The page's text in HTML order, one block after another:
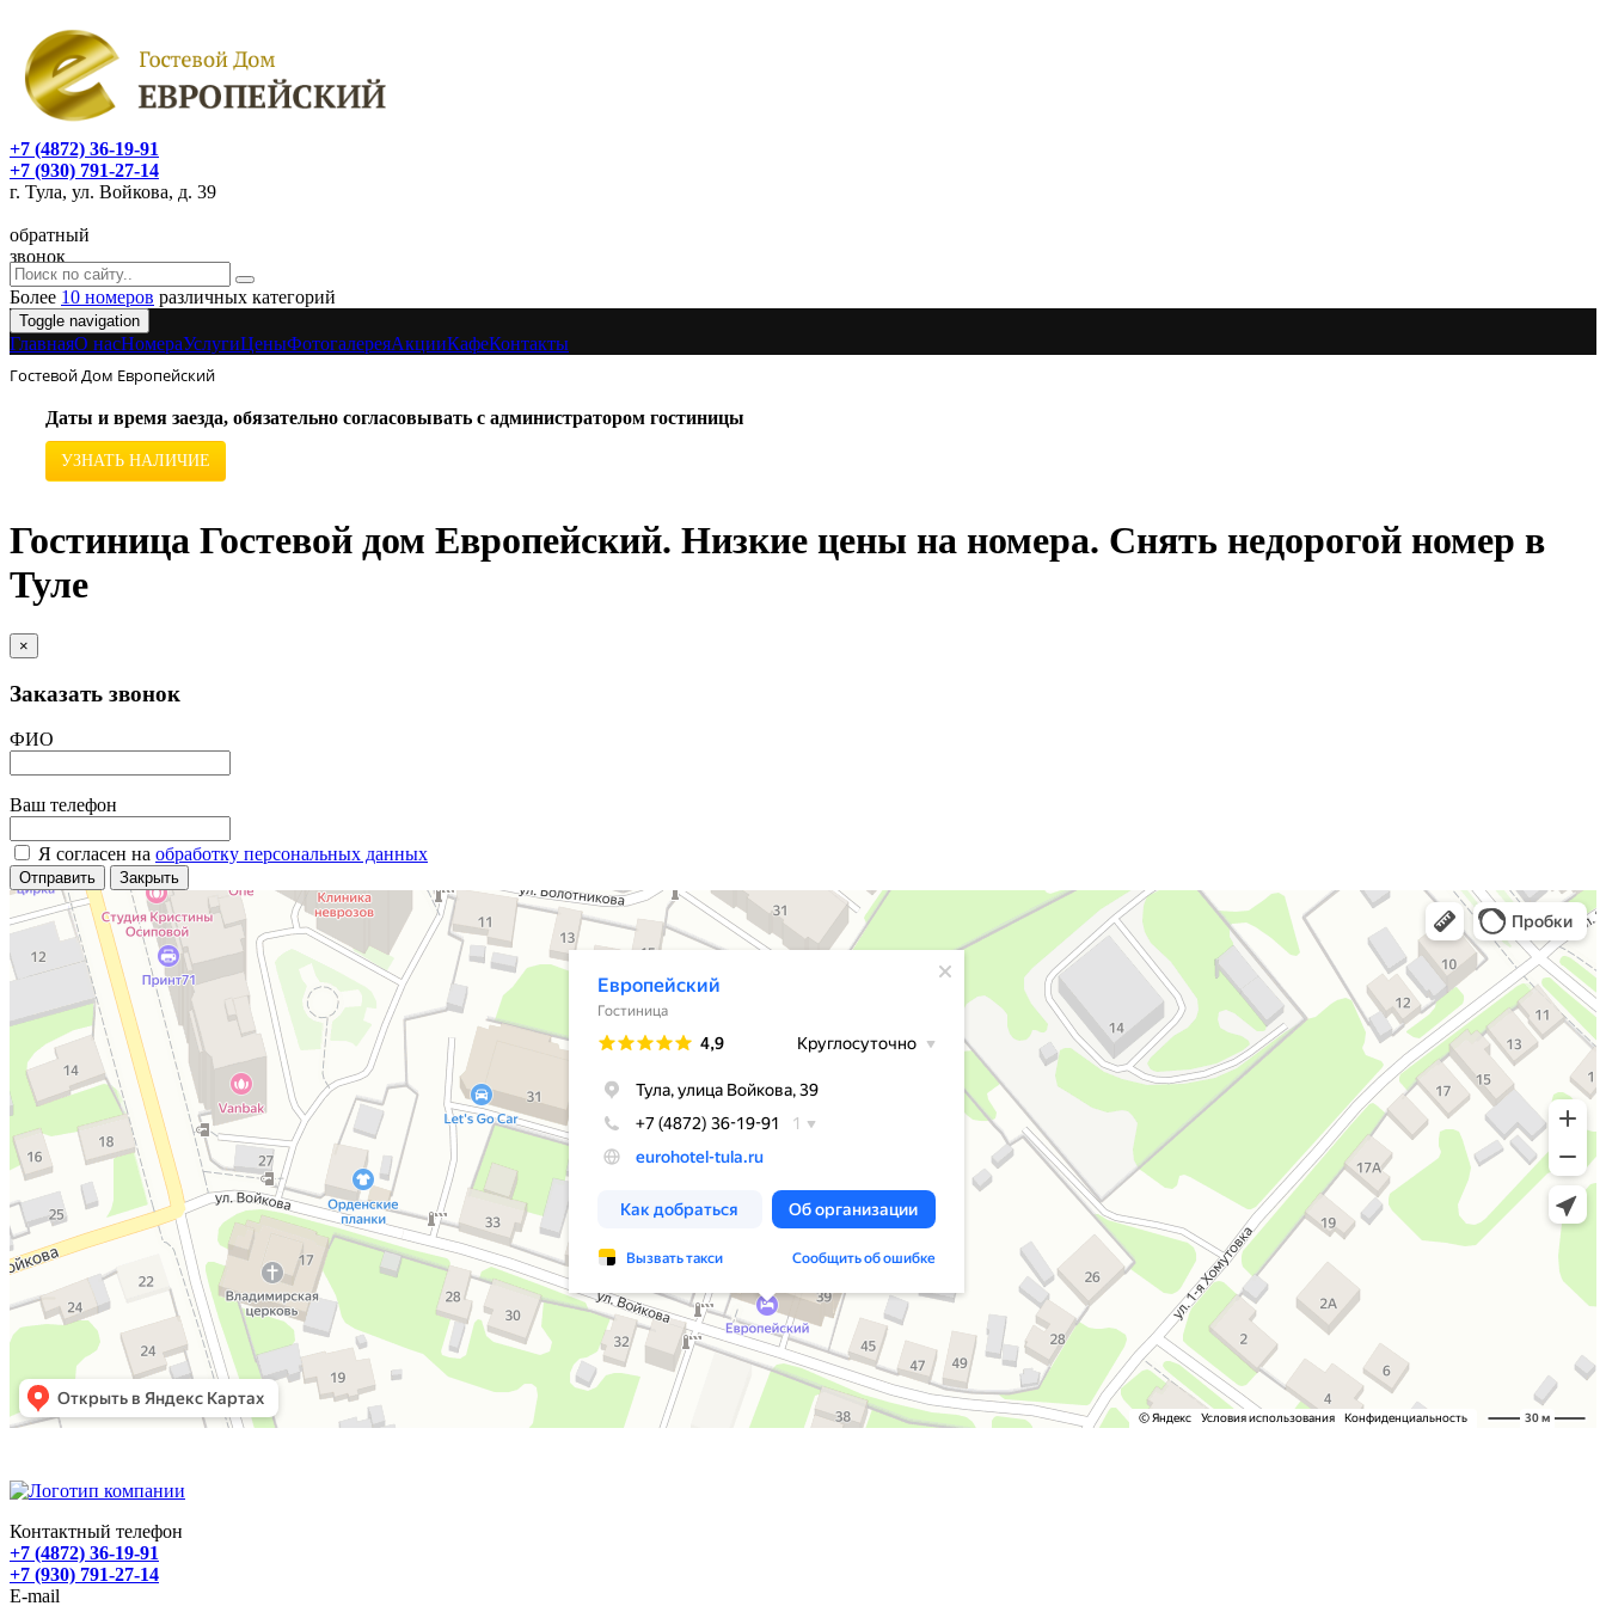
+7 (4872) 36-19-91
+7 (930) 791-27-14
г. Тула, ул. Войкова, д. 39
обратный
звонок
Более 10 номеров различных категорий
Toggle navigation
ГлавнаяO насНомераУслугиЦеныФотогалереяАкцииКафеКонтакты
Гостевой Дом Европейский
Даты и время заезда, обязательно согласовывать с администратором гостиницы
УЗНАТЬ НАЛИЧИЕ
Гостиница Гостевой дом Европейский. Низкие цены на номера. Снять недорогой номер в
Туле
×
Заказать звонок
ФИО
Ваш телефон
Я согласен на обработку персональных данных
Отправить Закрыть
Контактный телефон
+7 (4872) 36-19-91
+7 (930) 791-27-14
E-mail